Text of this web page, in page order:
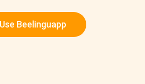
Use Beelinguapp